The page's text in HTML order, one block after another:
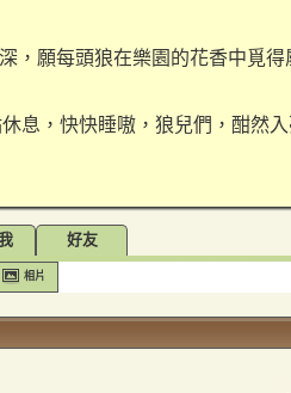
，願每頭狼在樂園的花香中覓得
息，快快睡嗷，狼兒們，酣然入
好友
相片